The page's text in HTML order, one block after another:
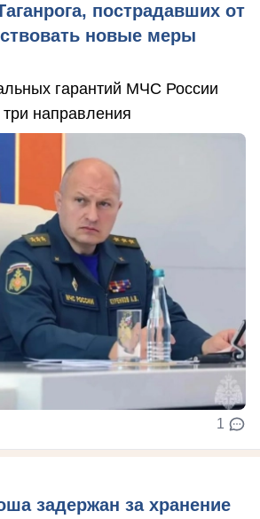
пострадавших от
новые меры
гарантий МЧС России
направления
1
задержан за хранение